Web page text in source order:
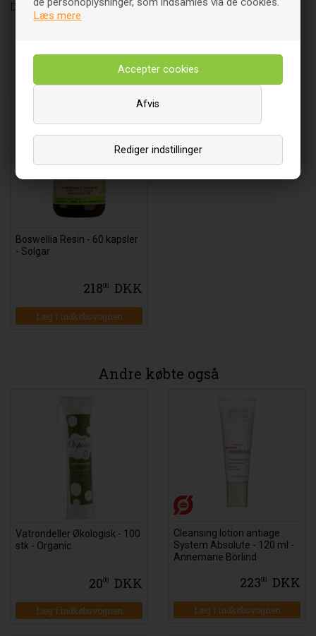
Læs mere
Rediger indstillinger
Afvis
DK-2680 Solrød Strand
Relaterede varer
Boswellia Resin - 60 kapsler
- Solgar
21800 DKK
Læg i indkøbsvognen
Andre købte også
Vatrondeller Økologisk - 100
stk - Organic
2000 DKK
Læg i indkøbsvognen
Cleansing lotion antiage
System Absolute - 120 ml -
Annemarie Börlind
22300 DKK
Læg i indkøbsvognen